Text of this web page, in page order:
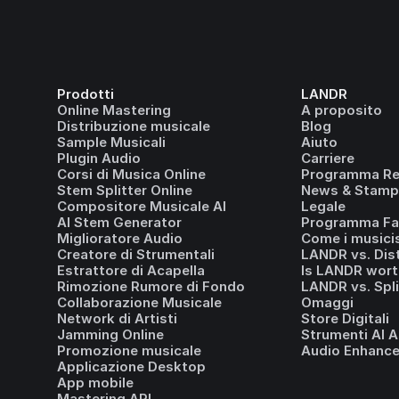
Prodotti
Online Mastering
Distribuzione musicale
Sample Musicali
Plugin Audio
Corsi di Musica Online
Stem Splitter Online
Compositore Musicale AI
AI Stem Generator
Miglioratore Audio
Creatore di Strumentali
Estrattore di Acapella
Rimozione Rumore di Fondo
Collaborazione Musicale
Network di Artisti
Jamming Online
Promozione musicale
Applicazione Desktop
App mobile
LANDR
A proposito
Blog
Aiuto
Carriere
Programma
News &
Legale
Programma
Come i
LANDR vs.
Is LANDR
LANDR vs.
Omaggi
Store Digitali
Strumenti AI
Audio